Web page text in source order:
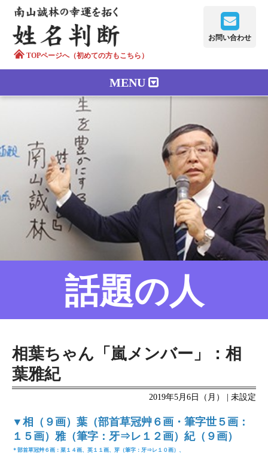
TOPページへ（初めての方もこちら）
お問い合わせ
MENU
正しい字画
南山誠林について
漢字の語源
漢字の歴史
苗字100のルーツ
話題の人
相葉ちゃん「嵐メンバー」：相
葉雅紀
2019年5月6日（月） | 未設定
▼相（９画）葉（部首草冠艸６画・筆字世５画：
１５画）雅（筆字：牙⇒レ１２画）紀（９画）
＊部首草冠艸６画：菜１４画、英１１画、芽（筆字：牙⇒レ１０画）、